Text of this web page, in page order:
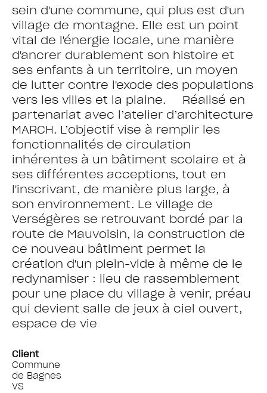
sein d'une commune, qui plus est d'un
village de montagne. Elle est un point
vital de l'énergie locale, une manière
d'ancrer durablement son histoire et
ses enfants à un territoire, un moyen
de lutter contre l'exode des populations
vers les villes et la plaine. Réalisé en
partenariat avec l’atelier d’architecture
MARCH. L’objectif vise à remplir les
fonctionnalités de circulation
inhérentes à un bâtiment scolaire et à
ses différentes acceptions, tout en
l'inscrivant, de manière plus large, à
son environnement. Le village de
Verségères se retrouvant bordé par la
route de Mauvoisin, la construction de
ce nouveau bâtiment permet la
création d'un plein-vide à même de le
redynamiser : lieu de rassemblement
pour une place du village à venir, préau
qui devient salle de jeux à ciel ouvert,
espace de vie
Client
Commune
de Bagnes
VS